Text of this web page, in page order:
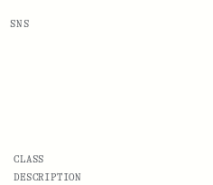
SNS
CLASS
DESCRIPTION